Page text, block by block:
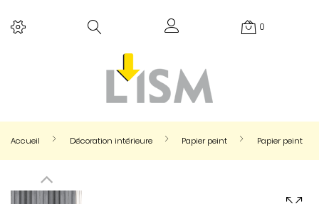
0
Accueil Décoration intérieure Papier peint Papier peint